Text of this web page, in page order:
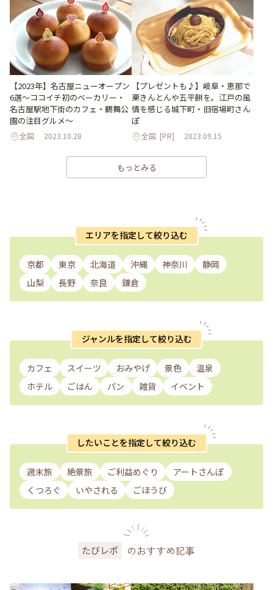
【2023年】名古屋ニューオープン
6選～ココイチ初のベーカリー・
名古屋駅地下街のカフェ・鶴舞公
園の注目グルメ～
全国 2023.10.28
【プレゼントも♪】岐阜・恵那で
栗きんとんや五平餅を。江戸の風
情を感じる城下町・旧宿場町さん
ぽ
全国 [PR] 2023.09.15
もっとみる
エリアを指定して絞り込む
京都 東京 北海道 沖縄 神奈川
静岡
山梨
長野 奈良 鎌倉
ジャンルを指定して絞り込む
カフェ スイーツ おみやげ 景色
温泉
ホテル
ごはん パン 雑貨 イベント
したいことを指定して絞り込む
週末旅 絶景旅 ご利益めぐり
アートさんぽ
くつろぐ
いやされる ごほうび
たびレポ のおすすめ記事